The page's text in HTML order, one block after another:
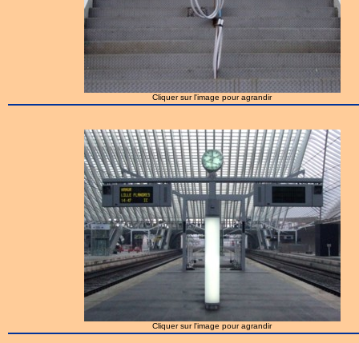
Cliquer sur l'image pour agrandir
Cliquer sur l'image pour agrandir